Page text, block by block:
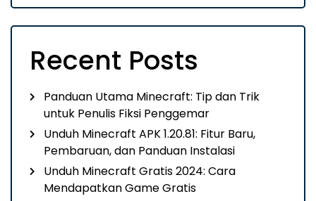
Recent Posts
Panduan Utama Minecraft: Tip dan Trik
untuk Penulis Fiksi Penggemar
Unduh Minecraft APK 1.20.81: Fitur Baru,
Pembaruan, dan Panduan Instalasi
Unduh Minecraft Gratis 2024: Cara
Mendapatkan Game Gratis